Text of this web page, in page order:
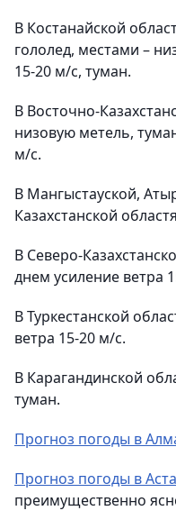
В Костанайской
гололед, местами –
15-20 м/с, туман.
В Восточно-
низовую метель,
м/с.
В Мангыстауской,
Казахстанской
В Северо-
днем усиление ветра
В Туркестанской
ветра 15-20 м/с.
В Карагандинской
туман.
Прогноз погоды в
Прогноз погоды в
преимущественно